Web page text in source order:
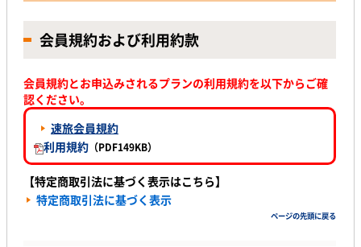
会員規約および利用約款
会員規約とお申込みされるプランの利用規約を以下からご確
認ください。
速旅会員規約
利用規約 （PDF149KB）
【特定商取引法に基づく表示はこちら】
特定商取引法に基づく表示
ページの先頭に戻る